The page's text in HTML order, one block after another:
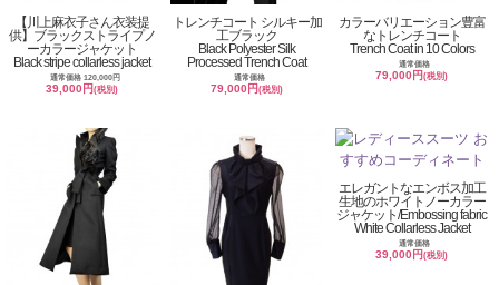
【川上麻衣子さん衣装提
供】ブラックストライプノ
ーカラージャケット
Black stripe collarless jacket
通常価格 120,000円
39,000円(税別)
トレンチコート シルキー加
工ブラック
Black Polyester Silk
Processed Trench Coat
通常価格
79,000円(税別)
カラーバリエーション豊富
なトレンチコート
Trench Coat in 10 Colors
通常価格
79,000円(税別)
エレガントなエンボス加工
生地のホワイトノーカラー
ジャケット/Embossing fabric
White Collarless Jacket
通常価格
39,000円(税別)